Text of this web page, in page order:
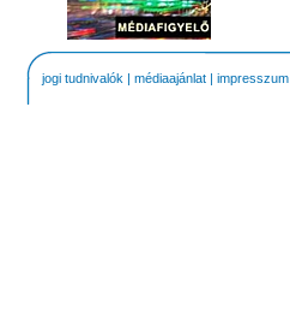
jogi tudnivalók | médiaajánlat | impresszum